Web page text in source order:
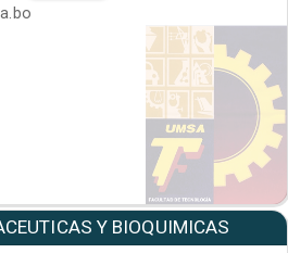
Y BIOQUIMICAS